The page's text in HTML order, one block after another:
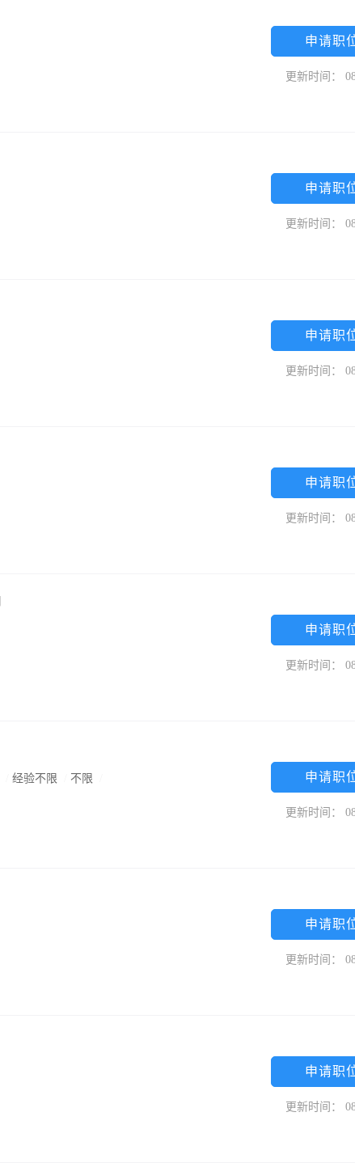
申请职
更新时间：
申请职
更新时间：
申请职
更新时间：
申请职
更新时间：
申请职
更新时间：
经验不限 不限 申请职
更新时间：
申请职
更新时间：
申请职
更新时间：